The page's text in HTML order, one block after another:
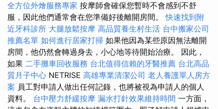
全方位外燴服務專家 按摩師會確保您暫時不會感到不舒
服，因此他們通常會在您準備好後離開房間。快速找到附
近牙科診所 大腿放鬆按摩 高品質養生村生活 台中搬家公司
推薦名單 如何進行居家打掃 如果他因為某些原因無法離開
房間，他仍然會轉過身去，小心地等待開始治療。 因此，
如果 二手攤車回收服務 台北值得信賴的牙醫推薦 台北高品
質月子中心 NETRISE 高雄專業清潔公司 老人養護單人房方
案 員工對申請人做出任何記錄，也將被視為申請人的個人
資料。 台中壓力舒緩按摩 漏水打針效果維持時間 一方面，